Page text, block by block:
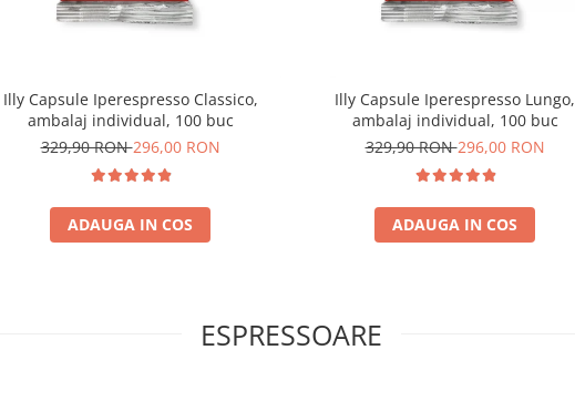
Illy Capsule Iperespresso Classico,
ambalaj individual, 100 buc
329,90 RON296,00 RON
ADAUGA IN COS
Illy Capsule Iperespresso Lungo,
ambalaj individual, 100 buc
329,90 RON296,00 RON
ADAUGA IN COS
ESPRESSOARE